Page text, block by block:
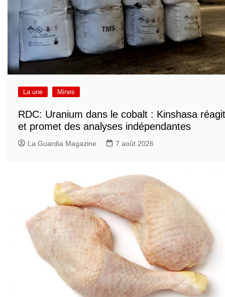
La une Mines
RDC: Uranium dans le cobalt : Kinshasa réagit
et promet des analyses indépendantes
La Guardia Magazine 7 août 2026